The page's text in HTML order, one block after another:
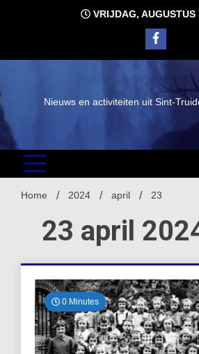
VRIJDAG, AUGUSTUS
Nieuws en activiteiten uit Sint-
Home 2024 april 23
23 april
0 Minutes